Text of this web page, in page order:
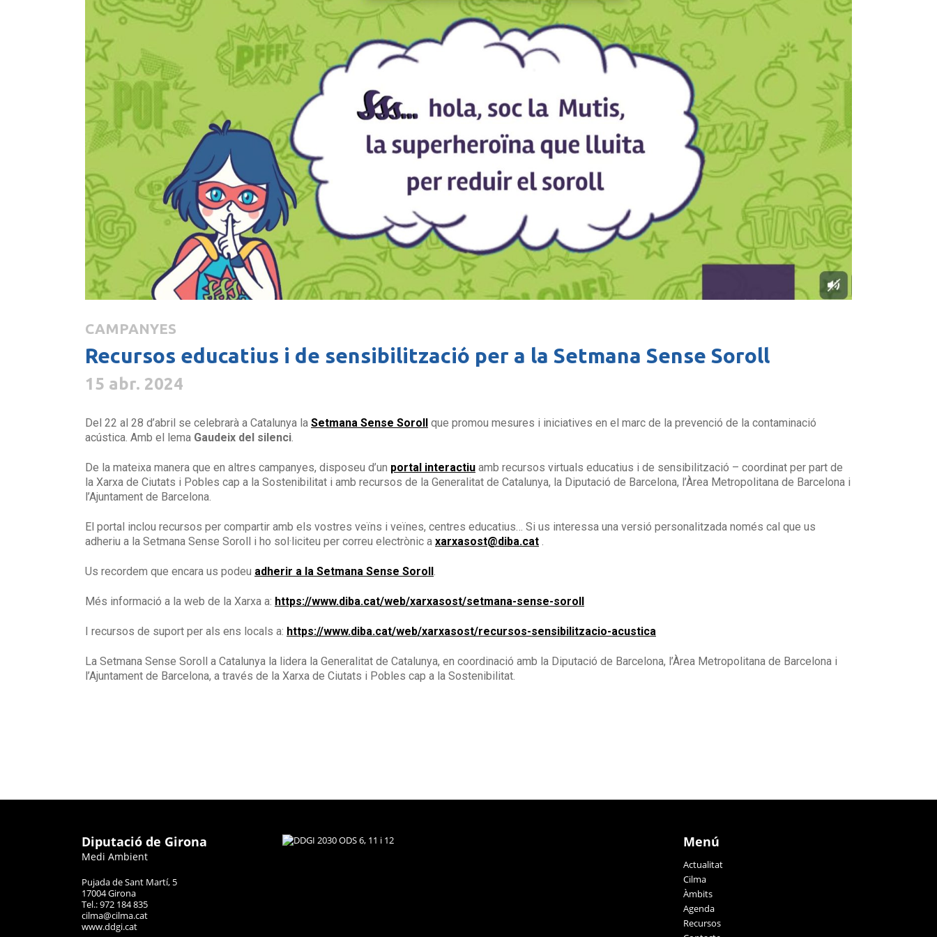
CAMPANYES
Recursos educatius i de sensibilització per a la Setmana Sense Soroll
15 abr. 2024
Del 22 al 28 d’abril se celebrarà a Catalunya la Setmana Sense Soroll
que promou mesures i iniciatives en el marc de la prevenció de la contaminació
acústica. Amb el lema Gaudeix del silenci.
De la mateixa manera que en altres campanyes, disposeu d’un portal interactiu amb recursos virtuals educatius i de sensibilització – coordinat per part de
la Xarxa de Ciutats i Pobles cap a la Sostenibilitat i amb recursos de la Generalitat de Catalunya, la Diputació de Barcelona, l’Àrea Metropolitana de Barcelona i
l’Ajuntament de Barcelona.
El portal inclou recursos per compartir amb els vostres veïns i veïnes, centres educatius… Si us interessa una versió personalitzada només cal que us
adheriu a la Setmana Sense Soroll i ho sol·liciteu per correu electrònic a xarxasost@diba.cat .
Us recordem que encara us podeu adherir a la Setmana Sense Soroll .
Més informació a la web de la Xarxa a: https://www.diba.cat/web/xarxasost/setmana-sense-soroll
I recursos de suport per als ens locals a: https://www.diba.cat/web/xarxasost/recursos-sensibilitzacio-acustica
La Setmana Sense Soroll a Catalunya la lidera la Generalitat de Catalunya, en coordinació amb la Diputació de Barcelona, l’Àrea Metropolitana de Barcelona i
l’Ajuntament de Barcelona, a través de la Xarxa de Ciutats i Pobles cap a la Sostenibilitat.
Diputació de Girona
Medi Ambient
Pujada de Sant Martí, 5
17004 Girona
Tel.: 972 184 835
cilma@cilma.cat
www.ddgi.cat
Menú
Actualitat
Cilma
Àmbits
Agenda
Recursos